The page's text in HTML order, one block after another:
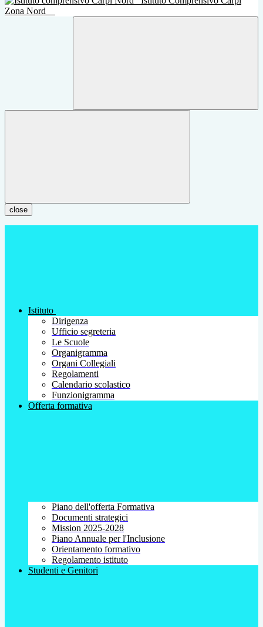
Zona Nord
close
Istituto
Dirigenza
Ufficio segreteria
Le Scuole
Organigramma
Organi Collegiali
Regolamenti
Calendario scolastico
Funzionigramma
Offerta formativa
Piano dell'offerta Formativa
Documenti strategici
Mission 2025-2028
Piano Annuale per l'Inclusione
Orientamento formativo
Regolamento istituto
Studenti e Genitori